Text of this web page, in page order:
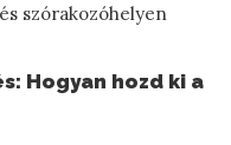
szórakozóhelyen
Hogyan hozd ki a